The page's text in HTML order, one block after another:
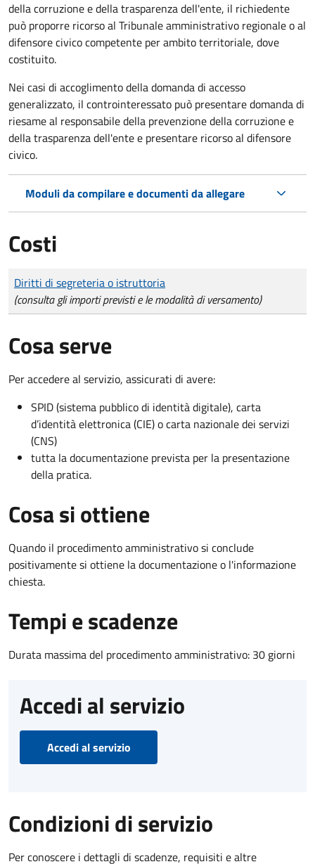
della corruzione e della trasparenza dell'ente, il richiedente
può proporre ricorso al Tribunale amministrativo regionale o al
difensore civico competente per ambito territoriale, dove
costituito.
Nei casi di accoglimento della domanda di accesso
generalizzato, il controinteressato può presentare domanda di
riesame al responsabile della prevenzione della corruzione e
della trasparenza dell'ente e presentare ricorso al difensore
civico.
Moduli da compilare e documenti da allegare
Costi
Tipo di pagamento
Importo
Diritti di segreteria o istruttoria
(consulta gli importi previsti e le modalità di versamento)
Cosa serve
Per accedere al servizio, assicurati di avere:
SPID (sistema pubblico di identità digitale), carta
d’identità elettronica (CIE) o carta nazionale dei servizi
(CNS)
tutta la documentazione prevista per la presentazione
della pratica.
Cosa si ottiene
Quando il procedimento amministrativo si conclude
positivamente si ottiene la documentazione o l'informazione
chiesta.
Tempi e scadenze
Durata massima del procedimento amministrativo: 30 giorni
Accedi al servizio
Accedi al servizio
Condizioni di servizio
Per conoscere i dettagli di scadenze, requisiti e altre